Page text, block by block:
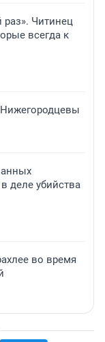
раз». Читинец
всегда к
деле убийства
во время